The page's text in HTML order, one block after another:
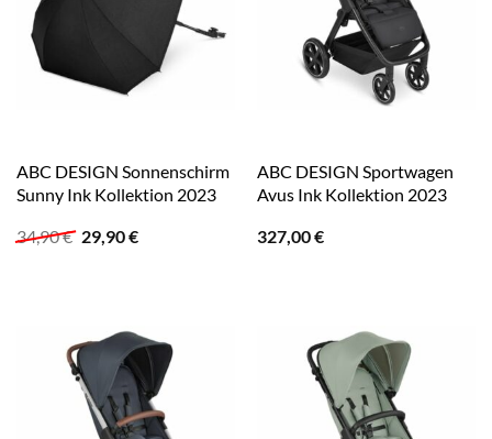
ABC DESIGN Sonnenschirm
Sunny Ink Kollektion 2023
34,90€ Ursprünglicher
Preis
29,90€Aktueller
ABC DESIGN Sportwagen
Avus Ink Kollektion 2023
327,00€